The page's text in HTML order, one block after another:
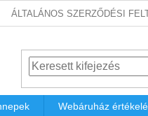
ÁLTALÁNOS SZERZŐDÉSI
Webáruház